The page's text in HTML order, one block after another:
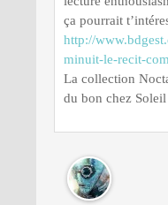
ça pourrait
http://
minuit-le-recit-
La collection
du bon chez Soleil